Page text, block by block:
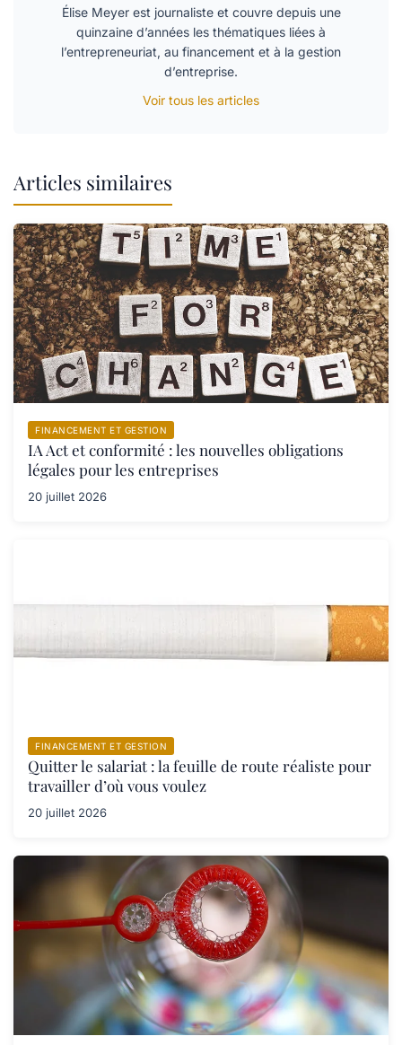
Élise Meyer est journaliste et couvre depuis une
quinzaine d’années les thématiques liées à
l’entrepreneuriat, au financement et à la gestion
d’entreprise.
Voir tous les articles
Articles similaires
FINANCEMENT ET GESTION
IA Act et conformité : les nouvelles obligations
légales pour les entreprises
20 juillet 2026
FINANCEMENT ET GESTION
Quitter le salariat : la feuille de route réaliste pour
travailler d’où vous voulez
20 juillet 2026